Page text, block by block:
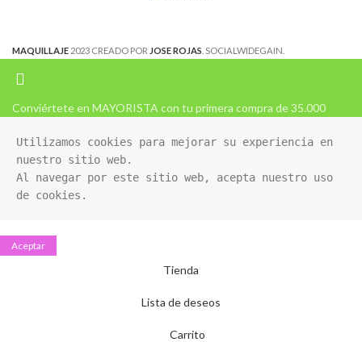
MAQUILLAJE 2023 CREADO POR JOSE ROJAS . SOCIALWIDEGAIN.
Conviértete en MAYORISTA con tu primera compra de 35.000
Utilizamos cookies para mejorar su experiencia en
nuestro sitio web.
Al navegar por este sitio web, acepta nuestro uso
de cookies.
Aceptar
Tienda
Lista de deseos
Carrito